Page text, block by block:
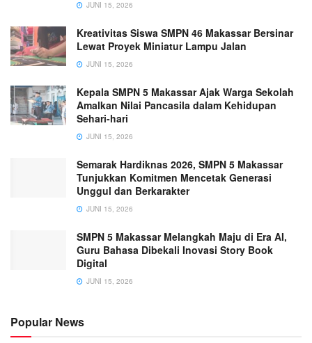
JUNI 15, 2026
Kreativitas Siswa SMPN 46 Makassar Bersinar
Lewat Proyek Miniatur Lampu Jalan
JUNI 15, 2026
Kepala SMPN 5 Makassar Ajak Warga Sekolah
Amalkan Nilai Pancasila dalam Kehidupan
Sehari-hari
JUNI 15, 2026
Semarak Hardiknas 2026, SMPN 5 Makassar
Tunjukkan Komitmen Mencetak Generasi
Unggul dan Berkarakter
JUNI 15, 2026
SMPN 5 Makassar Melangkah Maju di Era AI,
Guru Bahasa Dibekali Inovasi Story Book
Digital
JUNI 15, 2026
Popular News